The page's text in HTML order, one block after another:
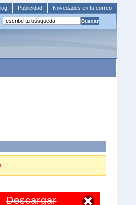
Publicidad Novedades en tu correo
Descargar